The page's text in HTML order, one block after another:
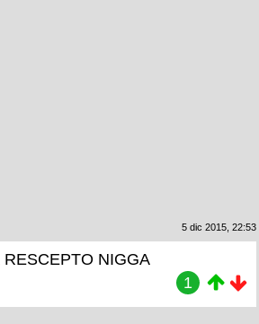
5 dic 2015, 22:53
RESCEPTO NIGGA
1